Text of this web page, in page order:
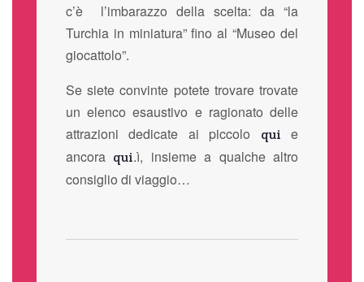
c’è l’imbarazzo della scelta: da “la
Turchia in miniatura” fino al “Museo del
giocattolo”.
Se siete convinte potete trovare trovate
un elenco esaustivo e ragionato delle
attrazioni dedicate ai piccolo
qui e
ancora qui.ì, insieme a qualche altro
consiglio di viaggio…